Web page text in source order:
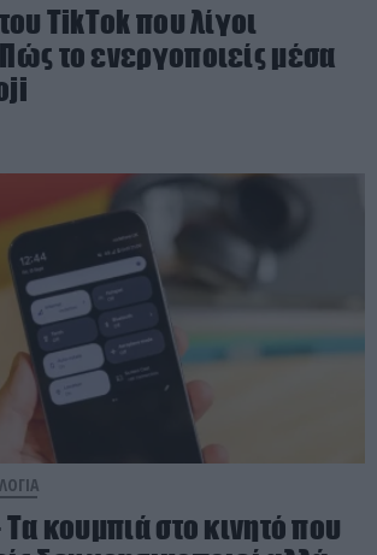
TikTok που λίγοι
το ενεργοποιείς μέσα
κουμπιά στο κινητό που